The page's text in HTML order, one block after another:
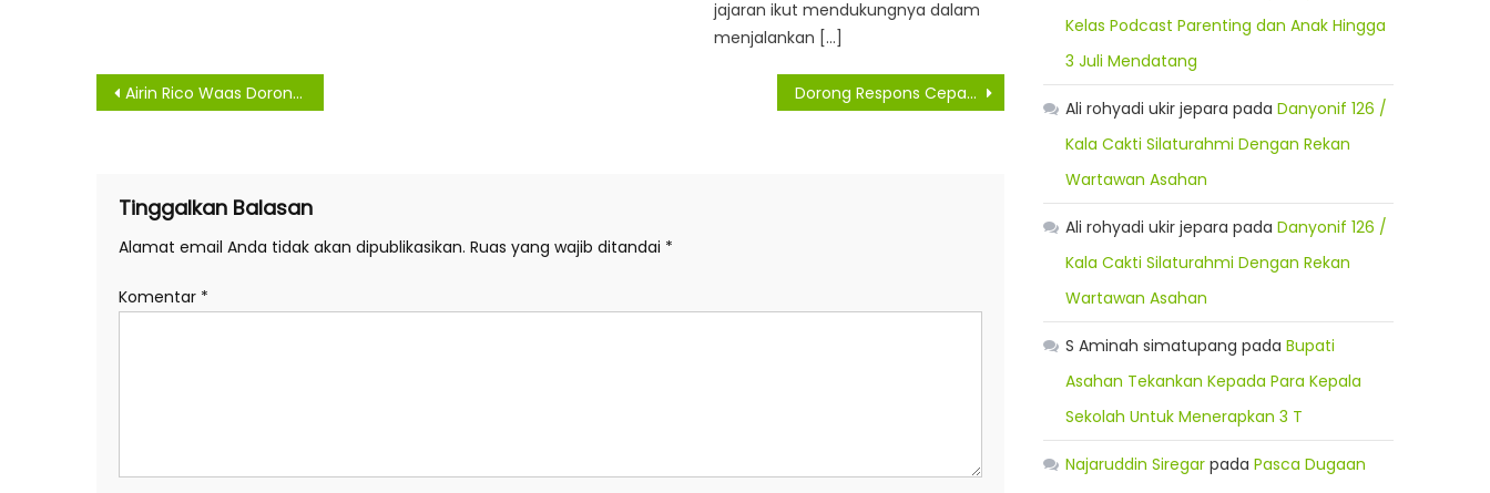
jajaran ikut mendukungnya dalam
menjalankan […]
Navigasi
Airin Rico Waas Dorong Peran Sektor Swasta Tekan Angka Zero Dose Imunisasi di Medan Dorong Respons Cepat dan Transparansi Informasi, Pemkab Asahan Integrasikan Kanal Pengaduan
Tinggalkan Balasan
Alamat email Anda tidak akan dipublikasikan. Ruas yang wajib ditandai *
Komentar *
Kelas Podcast Parenting dan Anak Hingga
3 Juli Mendatang
Ali rohyadi ukir jepara padaDanyonif 126 /
Kala Cakti Silaturahmi Dengan Rekan
Wartawan Asahan
Ali rohyadi ukir jepara padaDanyonif 126 /
Kala Cakti Silaturahmi Dengan Rekan
Wartawan Asahan
S Aminah simatupang padaBupati
Asahan Tekankan Kepada Para Kepala
Sekolah Untuk Menerapkan 3 T
Najaruddin Siregar padaPasca Dugaan